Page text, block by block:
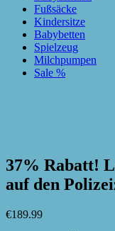
Fußsäcke
Kindersitze
Babybetten
Spielzeug
Milchpumpen
Sale %
37% Rabatt!
auf den
€189.99